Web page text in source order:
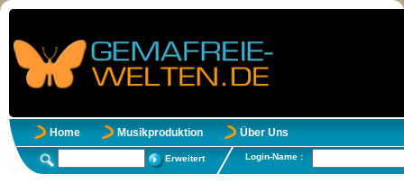
Home Musikproduktion Über Uns
Erweitert Login-Name :